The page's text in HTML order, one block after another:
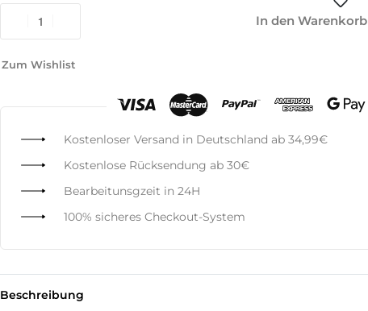
In den Warenkorb
Zum Wishlist
Kostenloser Versand in Deutschland ab 34,99€
Kostenlose Rücksendung ab 30€
Bearbeitunsgzeit in 24H
100% sicheres Checkout-System
Beschreibung